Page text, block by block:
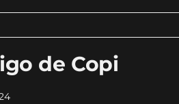
de Copi